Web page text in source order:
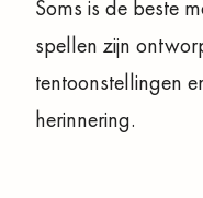
Soms is de beste
spellen zijn
tentoonstellingen
herinnering.